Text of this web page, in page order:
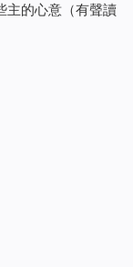
主的心意（有聲讀